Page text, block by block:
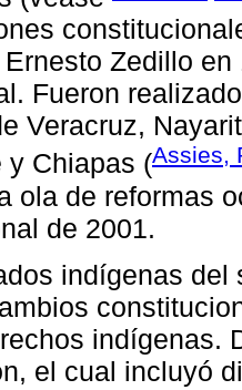
Zedillo
Fueron
Veracruz,
y Chiapas (Assies,
ola de reformas
de 2001.
indígenas
indígenas.
el cual incluyó